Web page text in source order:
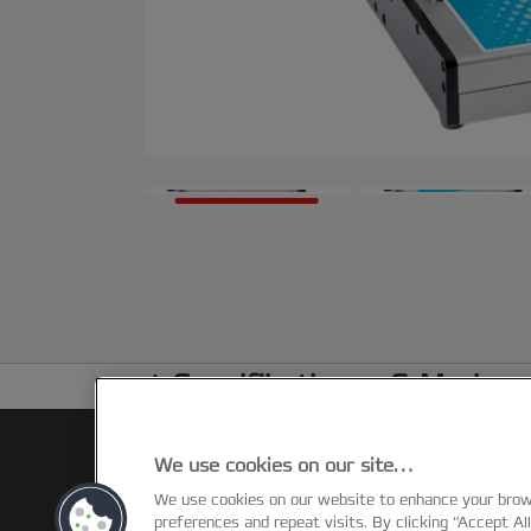
Spezifikationen &
We use cookies on our site…
We use cookies on our website to enhance your
preferences and repeat visits. By clicking “Accept